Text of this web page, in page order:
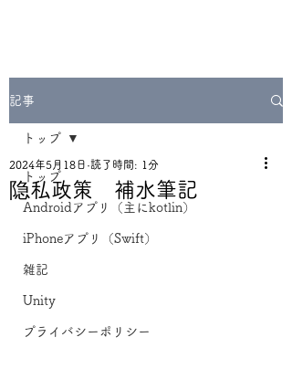
記事
トップ
Androidアプリ（主にkotlin）
iPhoneアプリ（Swift）
雑記
Unity
プライバシーポリシー
トップ
隐私政策 補水筆記
2024年5月18日 読了時間: 1分